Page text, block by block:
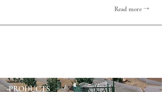
Read more →
PRODUCTS